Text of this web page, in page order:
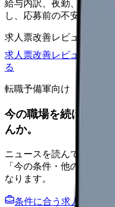
給与内訳、夜勤、休日、
し、応募前の不安を減ら
求人票改善レビュー
求人票改善レビューの見
る
転職予備軍向け
今の職場を続けるか
んか。
ニュースを読んで不安が
「今の条件・他の選択肢
なります。
条件に合う求人通知を